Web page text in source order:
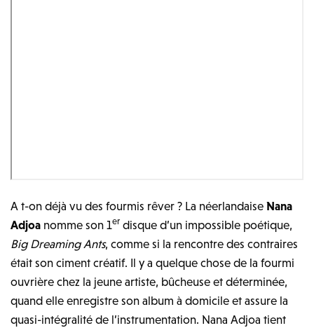
A t-on déjà vu des fourmis rêver ? La néerlandaiseNana
Adjoa nomme son 1er disque d’un impossible poétique,
Big Dreaming Ants, comme si la rencontre des contraires
était son ciment créatif. Il y a quelque chose de la fourmi
ouvrière chez la jeune artiste, bûcheuse et déterminée,
quand elle enregistre son album à domicile et assure la
quasi-intégralité de l’instrumentation. Nana Adjoa tient